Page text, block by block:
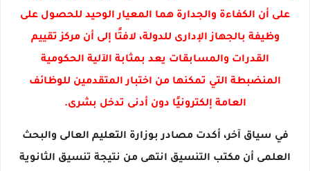
على أن الكفاءة والجدارة هما المعيار الوحيد للحصول على
وظيفة بالجهاز الإدارى للدولة، لافتًا إلى أن مركز تقييم
القدرات والمسابقات يعد بمثابة الآلية الحكومية
المنضبطة التي تمكنها من اختبار المتقدمين للوظائف
العامة إلكترونيًا دون أدنى تدخل بشرى.
في سياق آخر، أكدت مصادر بوزارة التعليم العالى والبحث
العلمى أن مكتب التنسيق انتهى من نتيجة تنسيق الثانوية